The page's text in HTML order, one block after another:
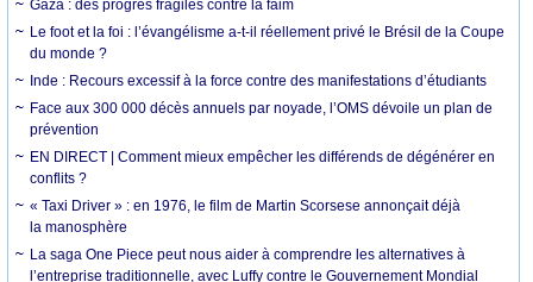
Gaza : des progrès fragiles contre la faim
Le foot et la foi : l’évangélisme a-t-il réellement privé le Brésil de la Coupe
du monde ?
Inde : Recours excessif à la force contre des manifestations d’étudiants
Face aux 300 000 décès annuels par noyade, l’OMS dévoile un plan de
prévention
EN DIRECT | Comment mieux empêcher les différends de dégénérer en
conflits ?
« Taxi Driver » : en 1976, le film de Martin Scorsese annonçait déjà
la manosphère
La saga One Piece peut nous aider à comprendre les alternatives à
l’entreprise traditionnelle, avec Luffy contre le Gouvernement Mondial